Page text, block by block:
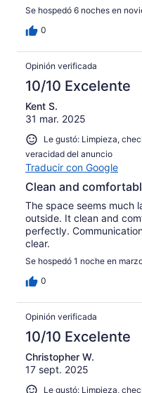
Se hospedó 6 noches en
0
Opinión verificada
10/10 Excelente
Kent S.
31 mar. 2025
Le gustó: Limpieza,
veracidad del anuncio
Traducir con Google
Clean and
The space seems much
outside. It clean and
perfectly.
clear.
Se hospedó 1 noche en
0
Opinión verificada
10/10 Excelente
Christopher W.
17 sept. 2025
Le gustó: Limpieza,